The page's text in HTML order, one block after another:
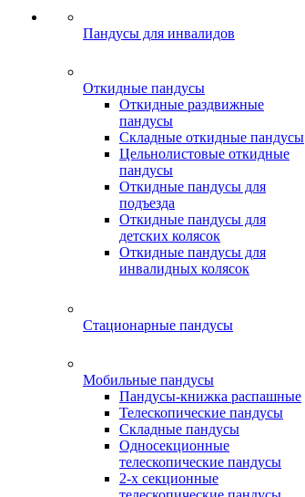
Пандусы для инвалидов
Откидные пандусы
Откидные раздвижные
пандусы
Складные откидные пандусы
Цельнолистовые откидные
пандусы
Откидные пандусы для
подъезда
Откидные пандусы для
детских колясок
Откидные пандусы для
инвалидных колясок
Стационарные пандусы
Мобильные пандусы
Пандусы-книжка распашные
Телескопические пандусы
Складные пандусы
Односекционные
телескопические пандусы
2-х секционные